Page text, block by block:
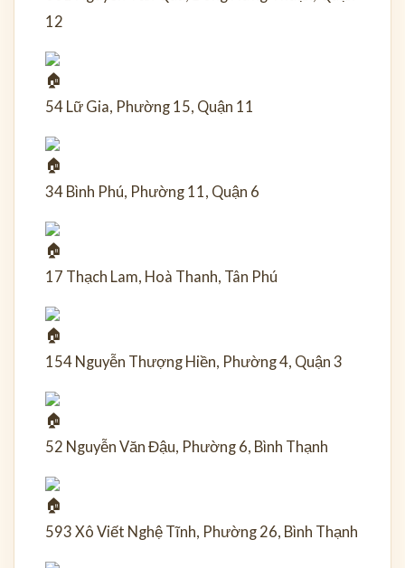
12
54 Lữ Gia, Phường 15, Quận 11
34 Bình Phú, Phường 11, Quận 6
17 Thạch Lam, Hoà Thanh, Tân Phú
154 Nguyễn Thượng Hiền, Phường 4, Quận 3
52 Nguyễn Văn Đậu, Phường 6, Bình Thạnh
593 Xô Viết Nghệ Tĩnh, Phường 26, Bình Thạnh